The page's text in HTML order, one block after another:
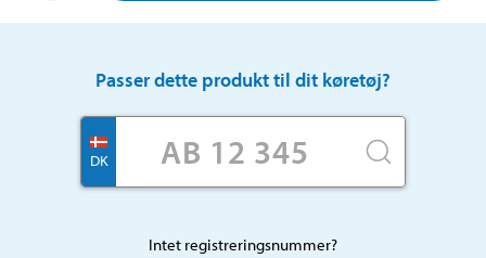
Passer dette produkt til dit køretøj?
DK
Intet registreringsnummer?